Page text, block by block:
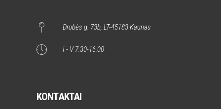
Drobės g. 73b, LT-45183 Kaunas
I - V 7:30-16:00
KONTAKTAI